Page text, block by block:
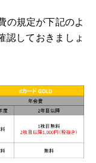
の規定が下記のよ
認しておきましょ